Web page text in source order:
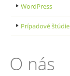
WordPress
Prípadové štúdie
O nás